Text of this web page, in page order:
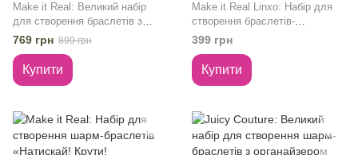
Make it Real: Великий набір
для створення браслетів з
органайзером «Візьми з
собою»
769 грн 899 грн
Купити
Make it Real Linxo: Набір для
створення браслетів-
трансформерів «Прикраси» -
Модерн
399 грн
Купити